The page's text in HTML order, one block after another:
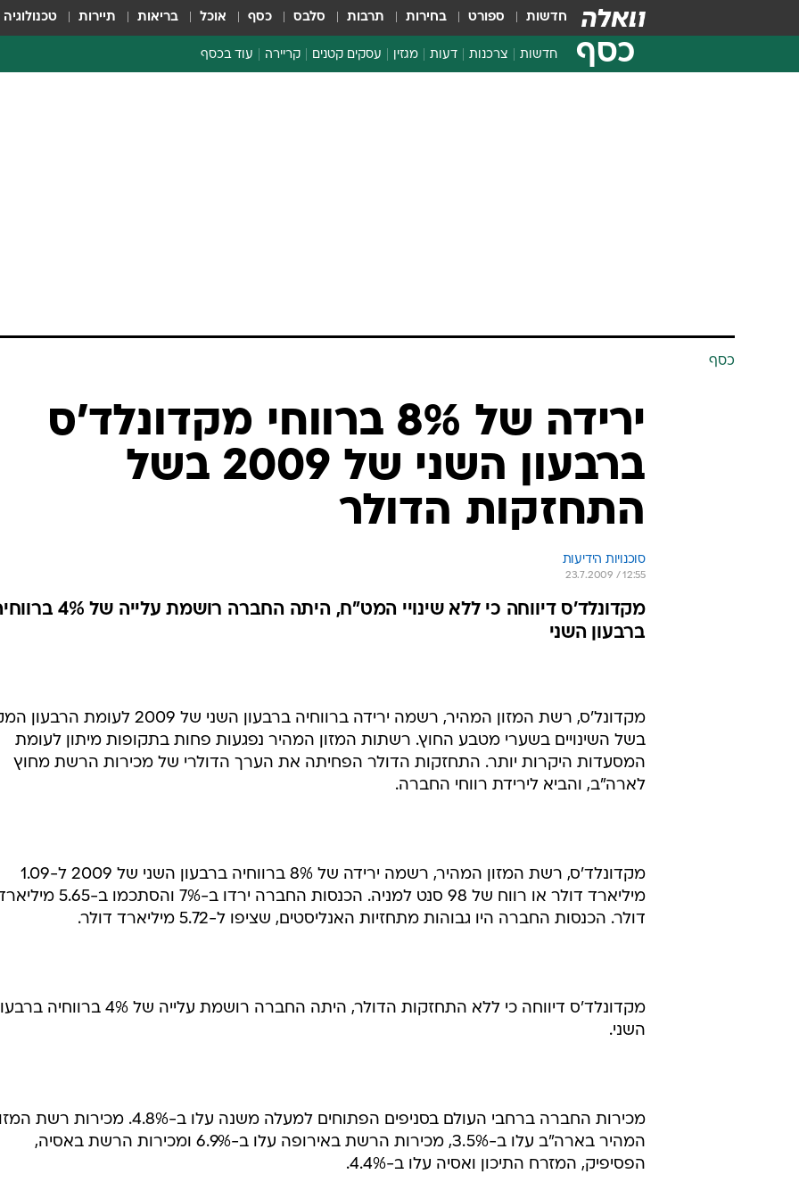
חדשות ספורט בחירות תרבות סלבס כסף אוכל בריאות תיירות טכנולוגיה
כסף חדשות צרכנות דעות מגזין עסקים קטנים קריירה עוד בכסף
כסף
ירידה של 8% ברווחי מקדונלד'ס
ברבעון השני של 2009 בשל
התחזקות הדולר
סוכנויות הידיעות
23.7.2009 / 12:55
מקדונלד'ס דיווחה כי ללא שינויי המט"ח, היתה החברה רושמת עלייה של
ברבעון השני
מקדונל'ס, רשת המזון המהיר, רשמה ירידה ברווחיה ברבעון השני של 2009
בשל השינויים בשערי מטבע החוץ. רשתות המזון המהיר נפגעות פחות בתקופות מיתון לעומת
המסעדות היקרות יותר. התחזקות הדולר הפחיתה את הערך הדולרי של מכירות הרשת מחוץ
לארה"ב, והביא לירידת רווחי החברה.
מקדונלד'ס, רשת המזון המהיר, רשמה ירידה של 8% ברווחיה ברבעון השני של 2009 ל-1.09
מיליארד דולר או רווח של 98 סנט למניה. הכנסות החברה ירדו ב-7% והסתכמו ב-
דולר. הכנסות החברה היו גבוהות מתחזיות האנליסטים, שציפו ל-5.72 מיליארד דולר.
מקדונלד'ס דיווחה כי ללא התחזקות הדולר, היתה החברה רושמת עלייה של 4% ברווחיה
השני.
מכירות החברה ברחבי העולם בסניפים הפתוחים למעלה משנה עלו ב-4.8%. מכירות רשת
המהיר בארה"ב עלו ב-3.5%, מכירות הרשת באירופה עלו ב-6.9% ומכירות הרשת באסיה,
הפסיפיק, המזרח התיכון ואסיה עלו ב-4.4%.